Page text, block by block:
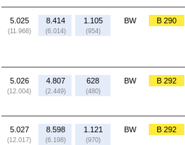
5.025
(11.968)
8.414
(6.014)
1.105
(954)
BW B 290
5.026
(12.004)
4.807
(2.449)
628
(480)
BW B 292
5.027
(12.017)
8.598
(6.198)
1.121
(970)
BW B 292